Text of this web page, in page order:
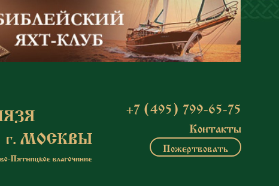
+7 (495) 799-65-75
Контакты
Пожертвовать